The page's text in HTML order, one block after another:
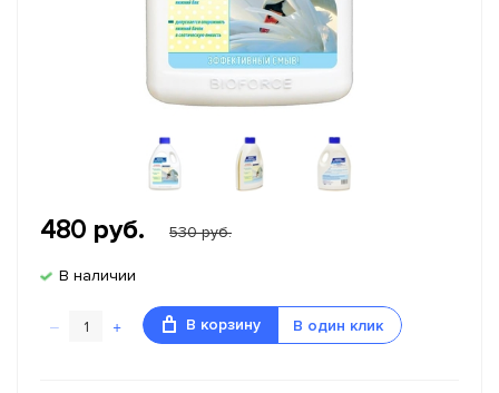
480 руб. 530 руб.
В наличии
– + В корзину В один клик